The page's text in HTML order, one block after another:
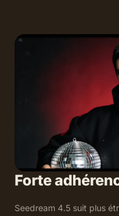
Forte
Seedream 4.5 suit plus